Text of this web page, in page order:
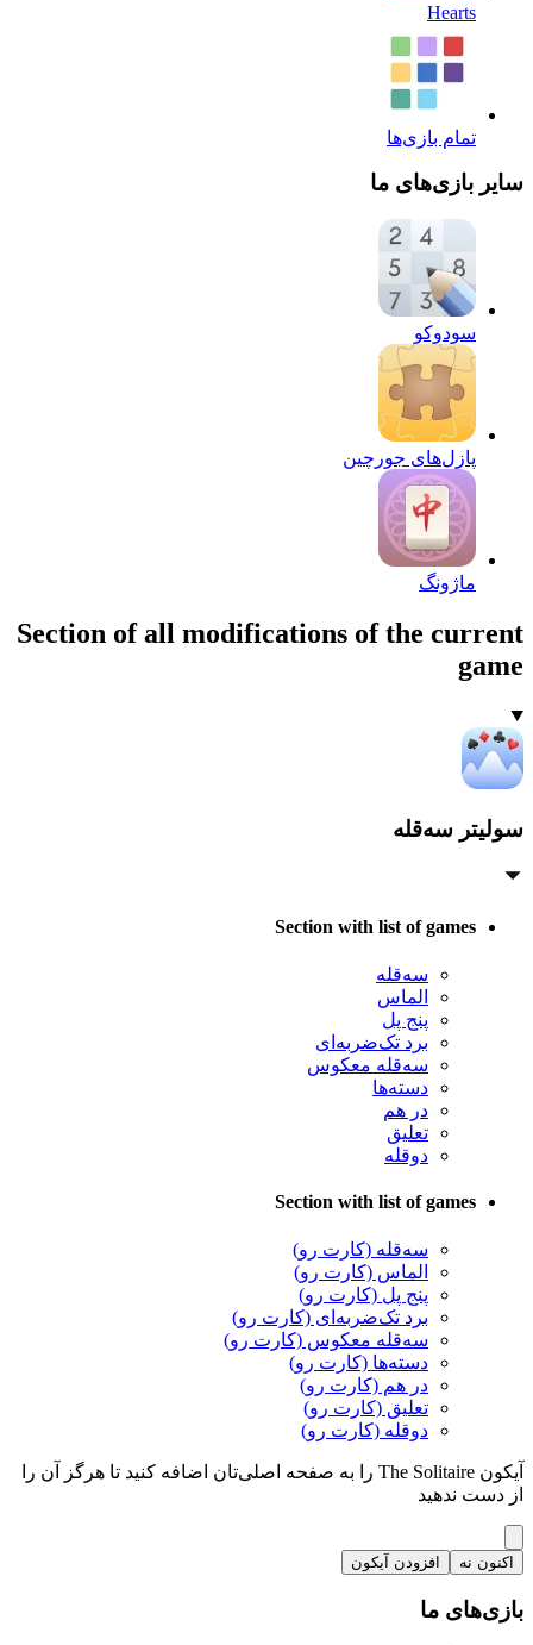
Hearts
تمام بازی‌ها
سایر بازی‌های ما
سودوکو
پازل‌های جورچین
ماژونگ
Section of all modifications of the current
game
سولیتر سه‌قله
Section with list of games
سه‌قله
الماس
پنج پل
برد تک‌ضربه‌ای
سه‌قله معکوس
دسته‌ها
در هم
تعلیق
دوقله
Section with list of games
سه‌قله (کارت رو)
الماس (کارت رو)
پنج پل (کارت رو)
برد تک‌ضربه‌ای (کارت رو)
سه‌قله معکوس (کارت رو)
دسته‌ها (کارت رو)
در هم (کارت رو)
تعلیق (کارت رو)
دوقله (کارت رو)
آیکون The Solitaire را به صفحه اصلی‌تان اضافه کنید تا هرگز آن را
از دست ندهید
اکنون نه افزودن آیکون
بازی‌های ما